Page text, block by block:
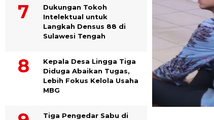
Dukungan Tokoh
Intelektual untuk
Langkah Densus 88 di
Sulawesi Tengah
Kepala Desa Lingga Tiga
Diduga Abaikan Tugas,
Lebih Fokus Kelola Usaha
MBG
Tiga Pengedar Sabu di